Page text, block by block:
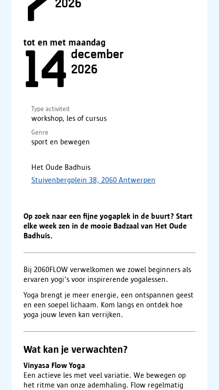
2026
tot en met maandag
14 december
2026
Type activiteit
workshop, les of cursus
Genre
sport en bewegen
Het Oude Badhuis
Stuivenbergplein 38, 2060 Antwerpen
Op zoek naar een fijne yogaplek in de buurt? Start
elke week zen in de mooie Badzaal van Het Oude
Badhuis.
Bij 2060FLOW verwelkomen we zowel beginners als
ervaren yogi's voor inspirerende yogalessen.
Yoga brengt je meer energie, een ontspannen geest
en een soepel lichaam. Kom langs en ontdek hoe
yoga jouw leven kan verrijken.
Wat kan je verwachten?
Vinyasa Flow Yoga
Een actieve les met veel variatie. We bewegen op
het ritme van onze ademhaling. Flow regelmatig